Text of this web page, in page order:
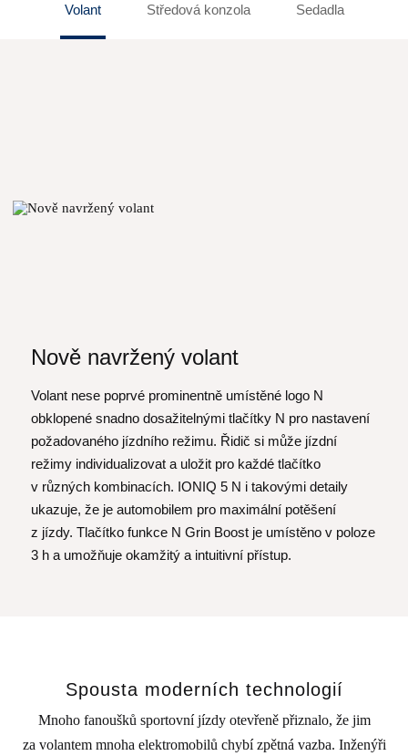
Volant Středová konzola Sedadla
Nově navržený volant
Volant nese poprvé prominentně umístěné logo N
obklopené snadno dosažitelnými tlačítky N pro nastavení
požadovaného jízdního režimu. Řidič si může jízdní
režimy individualizovat a uložit pro každé tlačítko
v různých kombinacích. IONIQ 5 N i takovými detaily
ukazuje, že je automobilem pro maximální potěšení
z jízdy. Tlačítko funkce N Grin Boost je umístěno v poloze
3 h a umožňuje okamžitý a intuitivní přístup.
Spousta moderních technologií
Mnoho fanoušků sportovní jízdy otevřeně přiznalo, že jim
za volantem mnoha elektromobilů chybí zpětná vazba. Inženýři